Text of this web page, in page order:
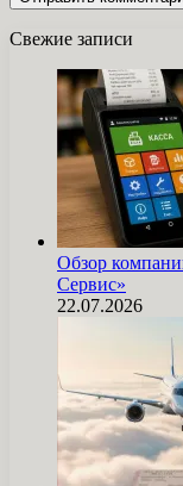
Свежие записи
Обзор
Сервис»
22.07.2026